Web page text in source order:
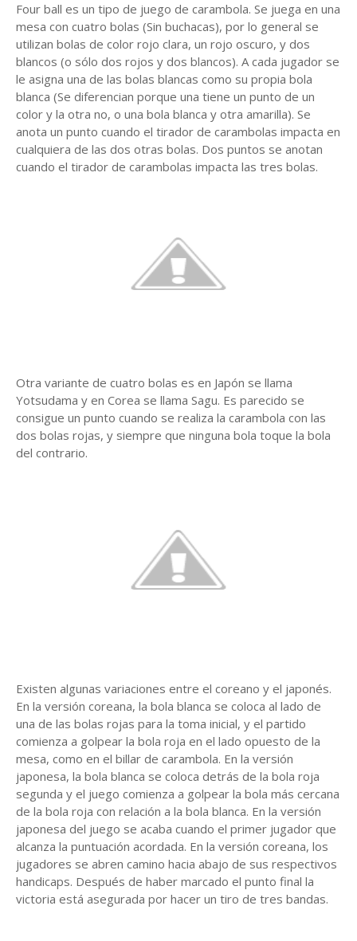
Four ball es un tipo de juego de carambola. Se juega en una
mesa con cuatro bolas (Sin buchacas), por lo general se
utilizan bolas de color rojo clara, un rojo oscuro, y dos
blancos (o sólo dos rojos y dos blancos). A cada jugador se
le asigna una de las bolas blancas como su propia bola
blanca (Se diferencian porque una tiene un punto de un
color y la otra no, o una bola blanca y otra amarilla). Se
anota un punto cuando el tirador de carambolas impacta en
cualquiera de las dos otras bolas. Dos puntos se anotan
cuando el tirador de carambolas impacta las tres bolas.
Otra variante de cuatro bolas es en Japón se llama
Yotsudama y en Corea se llama Sagu. Es parecido se
consigue un punto cuando se realiza la carambola con las
dos bolas rojas, y siempre que ninguna bola toque la bola
del contrario.
Existen algunas variaciones entre el coreano y el japonés.
En la versión coreana, la bola blanca se coloca al lado de
una de las bolas rojas para la toma inicial, y el partido
comienza a golpear la bola roja en el lado opuesto de la
mesa, como en el billar de carambola. En la versión
japonesa, la bola blanca se coloca detrás de la bola roja
segunda y el juego comienza a golpear la bola más cercana
de la bola roja con relación a la bola blanca. En la versión
japonesa del juego se acaba cuando el primer jugador que
alcanza la puntuación acordada. En la versión coreana, los
jugadores se abren camino hacia abajo de sus respectivos
handicaps. Después de haber marcado el punto final la
victoria está asegurada por hacer un tiro de tres bandas.